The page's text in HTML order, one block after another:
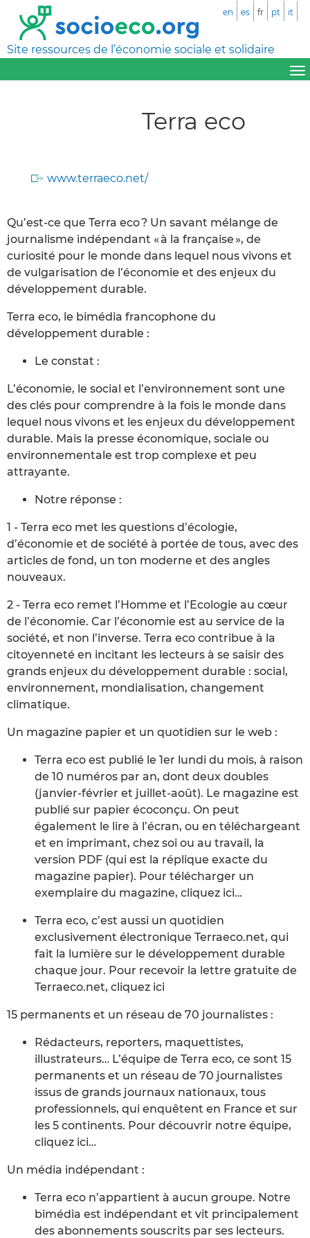
Site ressources de l’économie sociale et solidaire
en es fr pt it
Terra eco
www.terraeco.net/
Qu’est-ce que Terra eco ? Un savant mélange de
journalisme indépendant « à la française », de
curiosité pour le monde dans lequel nous vivons et
de vulgarisation de l’économie et des enjeux du
développement durable.
Terra eco, le bimédia francophone du
développement durable :
Le constat :
L’économie, le social et l’environnement sont une
des clés pour comprendre à la fois le monde dans
lequel nous vivons et les enjeux du développement
durable. Mais la presse économique, sociale ou
environnementale est trop complexe et peu
attrayante.
Notre réponse :
1 - Terra eco met les questions d’écologie,
d’économie et de société à portée de tous, avec des
articles de fond, un ton moderne et des angles
nouveaux.
2 - Terra eco remet l’Homme et l’Ecologie au cœur
de l’économie. Car l’économie est au service de la
société, et non l’inverse. Terra eco contribue à la
citoyenneté en incitant les lecteurs à se saisir des
grands enjeux du développement durable : social,
environnement, mondialisation, changement
climatique.
Un magazine papier et un quotidien sur le web :
Terra eco est publié le 1er lundi du mois, à raison
de 10 numéros par an, dont deux doubles
(janvier-février et juillet-août). Le magazine est
publié sur papier écoconçu. On peut
également le lire à l’écran, ou en téléchargeant
et en imprimant, chez soi ou au travail, la
version PDF (qui est la réplique exacte du
magazine papier). Pour télécharger un
exemplaire du magazine, cliquez ici…
Terra eco, c’est aussi un quotidien
exclusivement électronique Terraeco.net, qui
fait la lumière sur le développement durable
chaque jour. Pour recevoir la lettre gratuite de
Terraeco.net, cliquez ici
15 permanents et un réseau de 70 journalistes :
Rédacteurs, reporters, maquettistes,
illustrateurs… L’équipe de Terra eco, ce sont 15
permanents et un réseau de 70 journalistes
issus de grands journaux nationaux, tous
professionnels, qui enquêtent en France et sur
les 5 continents. Pour découvrir notre équipe,
cliquez ici…
Un média indépendant :
Terra eco n’appartient à aucun groupe. Notre
bimédia est indépendant et vit principalement
des abonnements souscrits par ses lecteurs.